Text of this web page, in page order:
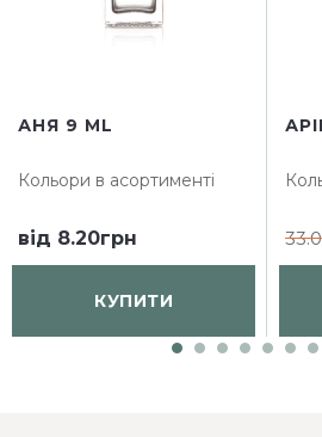
АНЯ 9 ML
Кольори в асортименті
від 8.20грн
КУПИТИ